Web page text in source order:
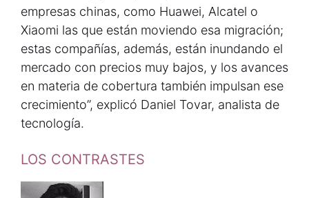
empresas chinas, como Huawei, Alcatel o
Xiaomi las que están moviendo esa migración;
estas compañías, además, están inundando el
mercado con precios muy bajos, y los avances
en materia de cobertura también impulsan ese
crecimiento”, explicó Daniel Tovar, analista de
tecnología.
LOS CONTRASTES